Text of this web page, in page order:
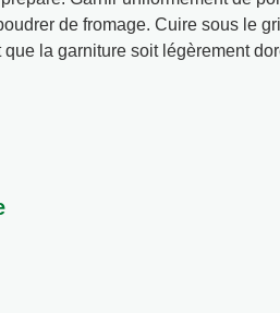
de fromage. Cuire sous le
la garniture soit légèrement